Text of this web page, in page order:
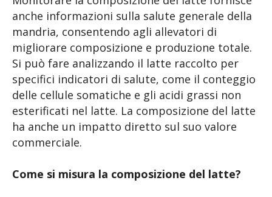
anche informazioni sulla salute generale della
mandria, consentendo agli allevatori di
migliorare composizione e produzione totale.
Si può fare analizzando il latte raccolto per
specifici indicatori di salute, come il conteggio
delle cellule somatiche e gli acidi grassi non
esterificati nel latte. La composizione del latte
ha anche un impatto diretto sul suo valore
commerciale.
Come si misura la composizione del latte?